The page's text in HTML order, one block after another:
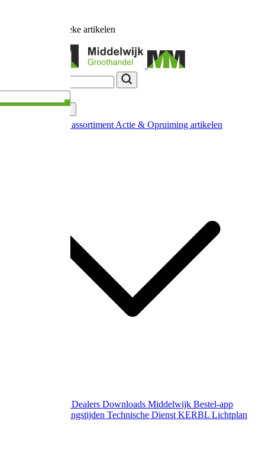
Nieuw in ons assortiment Actie & Opruiming artikelen
Dealers Downloads Middelwijk Bestel-app
Gewijzigde openingstijden Technische Dienst KERBL Lichtplan